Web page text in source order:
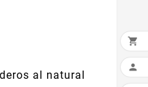
al natural

